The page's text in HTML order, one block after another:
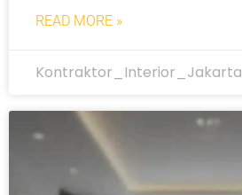
READ MORE »
Kontraktor_Interior_Jakarta